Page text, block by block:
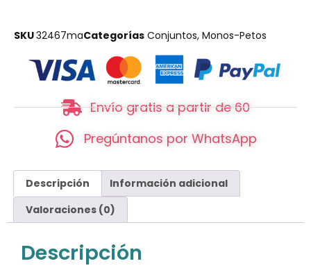
SKU32467maCategorías Conjuntos, Monos-Petos
Envío gratis a partir de 60
Pregúntanos por WhatsApp
Descripción
Información adicional
Valoraciones (0)
Descripción